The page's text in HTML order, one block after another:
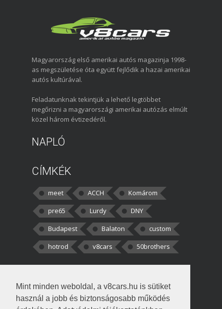
Mint minden weboldal, a v8cars.hu is sütiket
használ a jobb és biztonságosabb működés
Magyarország első amerikai autós magazinja 1998-
as megszületése óta együtt fejlődik a hazai amerikai
autós kultúrával.
Feladatunknak tekintjük a lehető legtöbbet
megőrizni a magyarországi amerikai autózás elmúlt
közel három évtizedéről.
NAPLÓ
CÍMKÉK
meet ACCH
Komárom
pre65
Lurdy
DNY
Budapest
Balaton
custom
hotrod
v8cars 50brothers
kortisz:Elszúrtam! Én csak két
darabbaal számoltam. Nem tudtam, hogy fél autót,